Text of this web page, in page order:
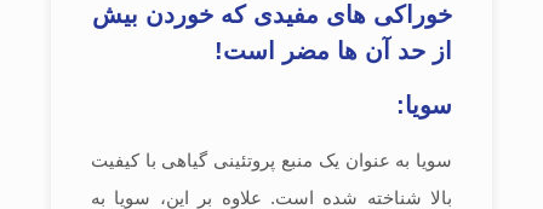
خوراکی های مفیدی که خوردن بیش
از حد آن ها مضر است!
سویا:
سویا به عنوان یک منبع پروتئینی گیاهی با کیفیت
بالا شناخته شده است. علاوه بر این، سویا به